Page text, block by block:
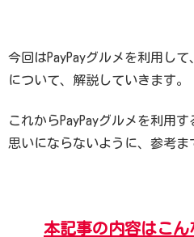
今回はPayPayグルメを利用し
について、解説していきます。
これからPayPayグルメを利用
思いにならないように、参考ま
本記事の内容はこん